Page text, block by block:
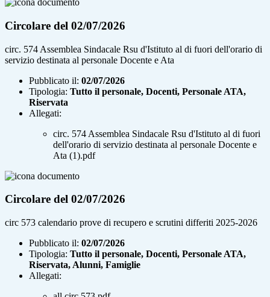
Circolare del 02/07/2026
circ. 574 Assemblea Sindacale Rsu d'Istituto al di fuori dell'orario di
servizio destinata al personale Docente e Ata
Pubblicato il: 02/07/2026
Tipologia: Tutto il personale, Docenti, Personale ATA,
Riservata
Allegati:
circ. 574 Assemblea Sindacale Rsu d'Istituto al di fuori
dell'orario di servizio destinata al personale Docente e
Ata (1).pdf
Circolare del 02/07/2026
circ 573 calendario prove di recupero e scrutini differiti 2025-2026
Pubblicato il: 02/07/2026
Tipologia: Tutto il personale, Docenti, Personale ATA,
Riservata, Alunni, Famiglie
Allegati: